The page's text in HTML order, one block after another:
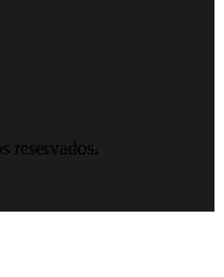
reservados